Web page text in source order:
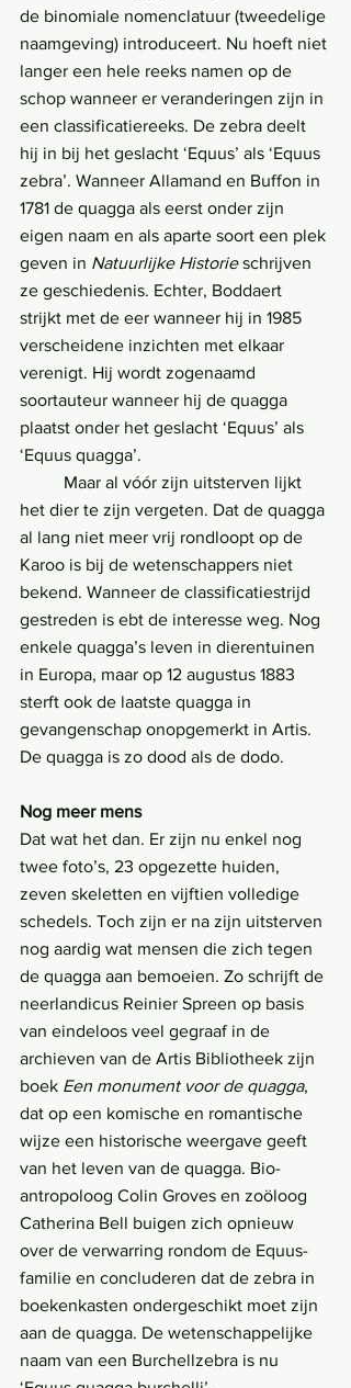
de binomiale nomenclatuur (tweedelige
naamgeving) introduceert. Nu hoeft niet
langer een hele reeks namen op de
schop wanneer er veranderingen zijn in
een classificatiereeks. De zebra deelt
hij in bij het geslacht ‘Equus’ als ‘Equus
zebra’. Wanneer Allamand en Buffon in
1781 de quagga als eerst onder zijn
eigen naam en als aparte soort een plek
geven in Natuurlijke Historie schrijven
ze geschiedenis. Echter, Boddaert
strijkt met de eer wanneer hij in 1985
verscheidene inzichten met elkaar
verenigt. Hij wordt zogenaamd
soortauteur wanneer hij de quagga
plaatst onder het geslacht ‘Equus’ als
‘Equus quagga’.
het dier te zijn vergeten. Dat de quagga
al lang niet meer vrij rondloopt op de
Karoo is bij de wetenschappers niet
bekend. Wanneer de classificatiestrijd
gestreden is ebt de interesse weg. Nog
enkele quagga’s leven in dierentuinen
in Europa, maar op 12 augustus 1883
sterft ook de laatste quagga in
gevangenschap onopgemerkt in Artis.
De quagga is zo dood als de dodo.
Nog meer mens
Dat wat het dan. Er zijn nu enkel nog
twee foto’s, 23 opgezette huiden,
zeven skeletten en vijftien volledige
schedels. Toch zijn er na zijn uitsterven
nog aardig wat mensen die zich tegen
de quagga aan bemoeien. Zo schrijft de
neerlandicus Reinier Spreen op basis
van eindeloos veel gegraaf in de
archieven van de Artis Bibliotheek zijn
boek Een monument voor de quagga,
dat op een komische en romantische
wijze een historische weergave geeft
van het leven van de quagga. Bio-
antropoloog Colin Groves en zoöloog
Catherina Bell buigen zich opnieuw
over de verwarring rondom de Equus-
familie en concluderen dat de zebra in
boekenkasten ondergeschikt moet zijn
aan de quagga. De wetenschappelijke
naam van een Burchellzebra is nu